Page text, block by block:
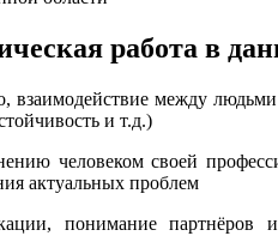
работа в
взаимодействие между
и т.д.)
человеком своей
актуальных проблем
понимание